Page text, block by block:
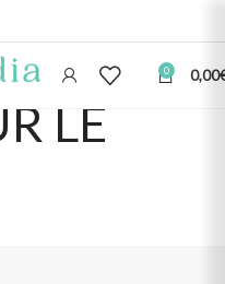
0 0,00
LE